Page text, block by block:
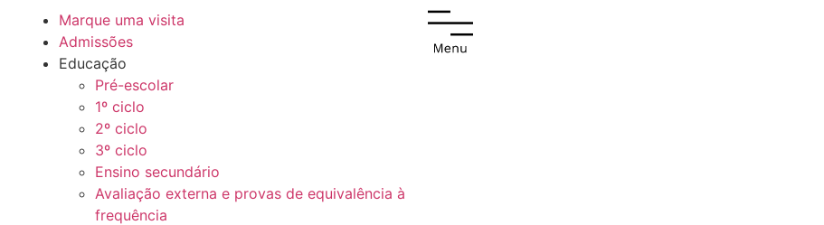
Marque uma visita
Admissões
Educação
Pré-escolar
1º ciclo
2º ciclo
3º ciclo
Ensino secundário
Avaliação externa e provas de equivalência à
frequência